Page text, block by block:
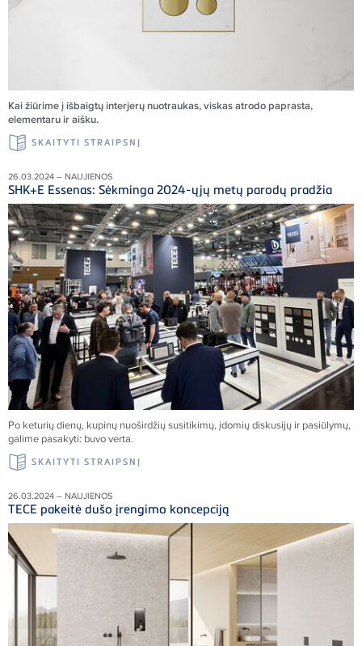
Kai žiūrime į išbaigtų interjerų nuotraukas, viskas atrodo paprasta,
elementaru ir aišku.
SKAITYTI STRAIPSNĮ
26.03.2024 – NAUJIENOS
SHK+E Essenas: Sėkminga 2024-ųjų metų parodų pradžia
Po keturių dienų, kupinų nuoširdžių susitikimų, įdomių diskusijų ir pasiūlymų,
galime pasakyti: buvo verta.
SKAITYTI STRAIPSNĮ
26.03.2024 – NAUJIENOS
TECE pakeitė dušo įrengimo koncepciją